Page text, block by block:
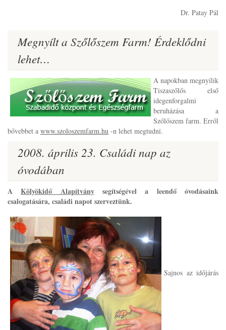
Dr. Patay Pál
Megnyílt a Szőlőszem Farm! Érdeklődni
lehet…
A napokban megnyílik
Tiszaszőlős első
idegenforgalmi
beruházása a
Szőlőszem farm. Erről
bővebbet a www.szoloszemfarm.hu -n lehet megtudni.
2008. április 23. Családi nap az
óvodában
AKölyökidő Alapítványsegítségével a leendő óvodásaink
csalogatására, családi napot szerveztünk.
Sajnos az időjárás